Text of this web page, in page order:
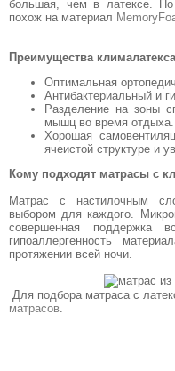
большая, чем в латексе. По
похож на материал
Преимущества
Оптимальная
Антибактериальный и
Разделение на зоны
мышц во время отдыха.
Хорошая
ячеистой структуре и
Кому подходят матрасы с
Матрас с настилочным
выбором для каждого.
совершенная поддержка
гипоаллергенность
протяжении всей ночи.
Для подбора матраса с
матрасов.